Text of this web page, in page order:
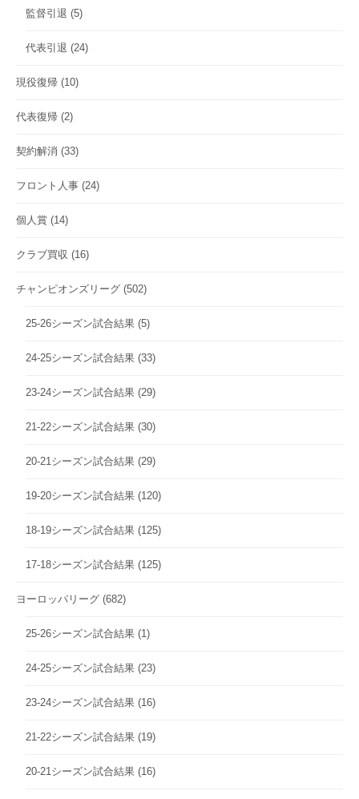
監督引退 (5)
代表引退 (24)
現役復帰 (10)
代表復帰 (2)
契約解消 (33)
フロント人事 (24)
個人賞 (14)
クラブ買収 (16)
チャンピオンズリーグ (502)
25-26シーズン試合結果 (5)
24-25シーズン試合結果 (33)
23-24シーズン試合結果 (29)
21-22シーズン試合結果 (30)
20-21シーズン試合結果 (29)
19-20シーズン試合結果 (120)
18-19シーズン試合結果 (125)
17-18シーズン試合結果 (125)
ヨーロッパリーグ (682)
25-26シーズン試合結果 (1)
24-25シーズン試合結果 (23)
23-24シーズン試合結果 (16)
21-22シーズン試合結果 (19)
20-21シーズン試合結果 (16)